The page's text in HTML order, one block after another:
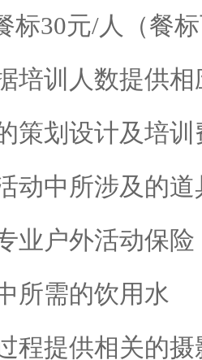
标30元/人（餐
培训人数提供
策划设计及培训
动中所涉及的
业户外活动保险
所需的饮用水
程提供相关的摄